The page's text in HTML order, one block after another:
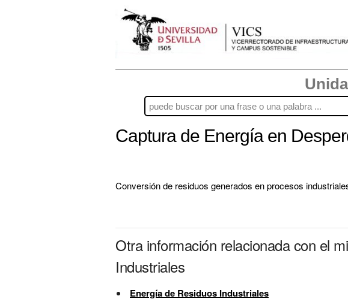
Captura de Energía en
Conversión de residuos generados en procesos
Otra información relacionada con el
Industriales
Energía de Residuos Industriales